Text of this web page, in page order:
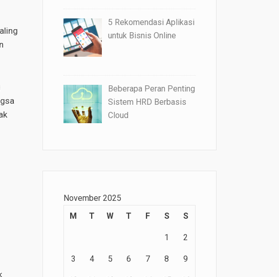
5 Rekomendasi Aplikasi
untuk Bisnis Online
Beberapa Peran Penting
Sistem HRD Berbasis
Cloud
November 2025
M
T W T F S S
1 2
3 4 5 6 7 8 9